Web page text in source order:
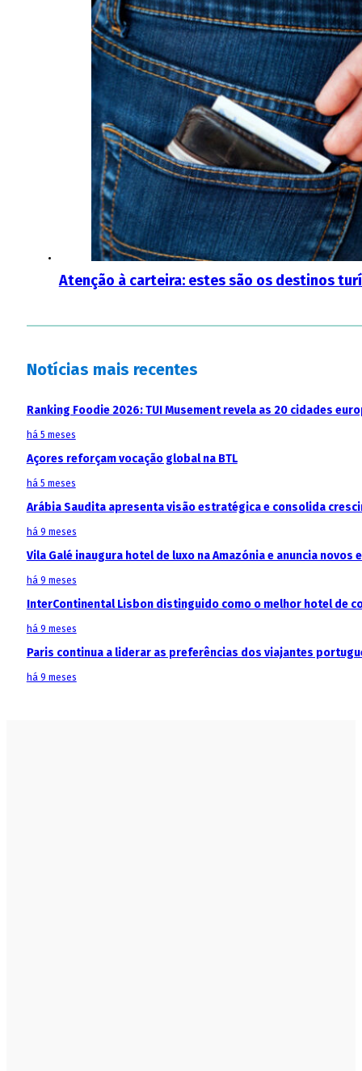
Atenção à carteira: estes são os destinos
Notícias mais recentes
Ranking Foodie 2026: TUI Musement revela as 20 cidades
há 5 meses
Açores reforçam vocação global na BTL
há 5 meses
Arábia Saudita apresenta visão estratégica e consolida
há 9 meses
Vila Galé inaugura hotel de luxo na Amazónia e anuncia
há 9 meses
InterContinental Lisbon distinguido como o melhor hotel de
há 9 meses
Paris continua a liderar as preferências dos viajantes
há 9 meses